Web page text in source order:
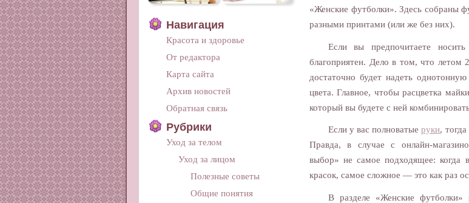
«Женские футболки». Здесь собраны
разными принтами (или же без них).
Если вы предпочитаете
благоприятен. Дело в том, что летом
достаточно будет надеть
цвета. Главное, чтобы расцветка
который вы будете с ней
Если у вас полноватыеруки,
Правда, в случае с онлайн-
выбор» не самое подходящее: когда
красок, самое сложное — это как раз
В разделе «Женские
Навигация
Красота и здоровье
От редактора
Карта сайта
Архив новостей
Обратная связь
Рубрики
Уход за телом
Уход за лицом
Полезные советы
Общие понятия